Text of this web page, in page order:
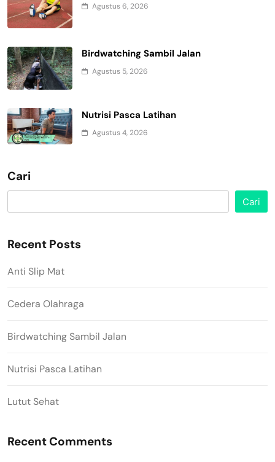
Agustus 6, 2026
Birdwatching Sambil Jalan
Agustus 5, 2026
Nutrisi Pasca Latihan
Agustus 4, 2026
Cari
Cari
Recent Posts
Anti Slip Mat
Cedera Olahraga
Birdwatching Sambil Jalan
Nutrisi Pasca Latihan
Lutut Sehat
Recent Comments